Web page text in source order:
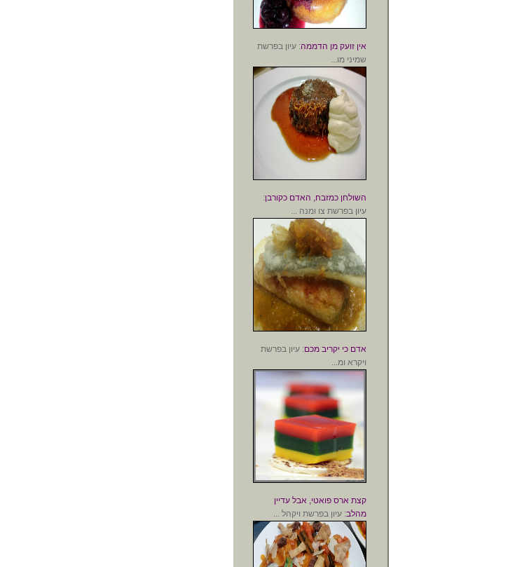
אין זועק מן הדממה: עיון בפרשת
שמיני מו...
השולחן כמזבח, האדם כקורבן:
עיון בפרשת צו ומנה ...
אדם כי יקריב מכם: עיון בפרשת
ויקרא ומ...
קצת ארס פואטי, אבל עדיין
מהלב: עיון בפרשת ויקהל ...